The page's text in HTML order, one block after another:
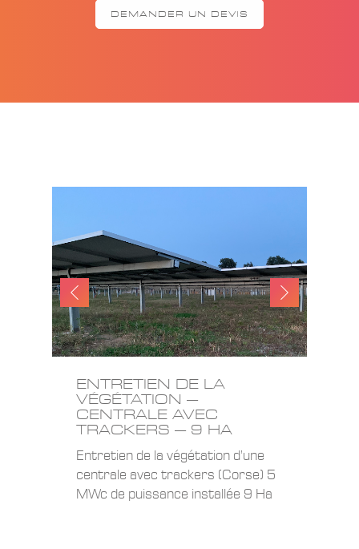
DEMANDER UN DEVIS
ENTRETIEN DE LA
VÉGÉTATION –
CENTRALE AVEC
TRACKERS – 9 HA
Entretien de la végétation d’une
centrale avec trackers (Corse) 5
MWc de puissance installée 9 Ha